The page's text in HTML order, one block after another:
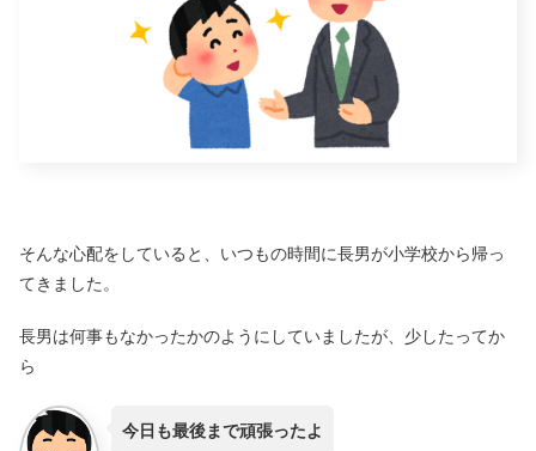
そんな心配をしていると、いつもの時間に長男が小学校から帰っ
てきました。
長男は何事もなかったかのようにしていましたが、少したってか
ら
今日も最後まで頑張ったよ